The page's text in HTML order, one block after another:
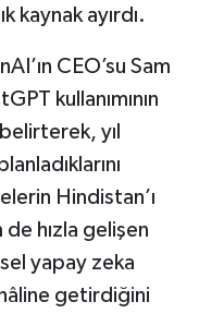
kaynak ayırdı.
CEO’su Sam
kullanımının
yıl
Hindistan’ı
de hızla gelişen
yapay zeka
getirdiğini